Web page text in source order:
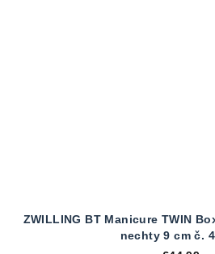
ZWILLING BT Manicure TWIN
nechty 9 cm č.